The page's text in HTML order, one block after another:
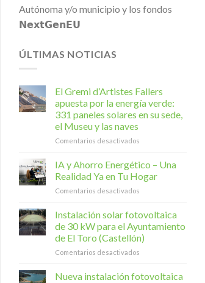
Autónoma y/o municipio y los fondos
𝗡𝗲𝘅𝘁𝗚𝗲𝗻𝗘𝗨
ÚLTIMAS NOTICIAS
El Gremi d’Artistes Fallers
apuesta por la energía verde:
331 paneles solares en su sede,
el Museu y las naves
Comentarios desactivados
Gremi
Fallers
la
energía
verde:
331
en
IA y Ahorro Energético – Una
Realidad Ya en Tu Hogar
Comentarios desactivados
Energético
–
Ya
Instalación solar fotovoltaica
de 30 kW para el Ayuntamiento
de El Toro (Castellón)
Comentarios desactivados
solar
Nueva instalación fotovoltaica